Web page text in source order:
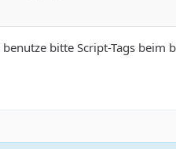
bitte Script-Tags beim